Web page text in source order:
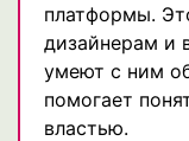
платформы.
дизайнерам и
умеют с ним
помогает
властью.